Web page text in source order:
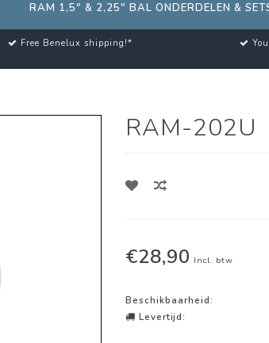
RAM 1,5" & 2,25" BAL ONDERDELEN &
Free Benelux shipping!*
RAM-202U
€28,90 Incl. btw
Beschikbaarheid:
Levertijd: